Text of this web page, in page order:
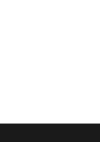
些措施